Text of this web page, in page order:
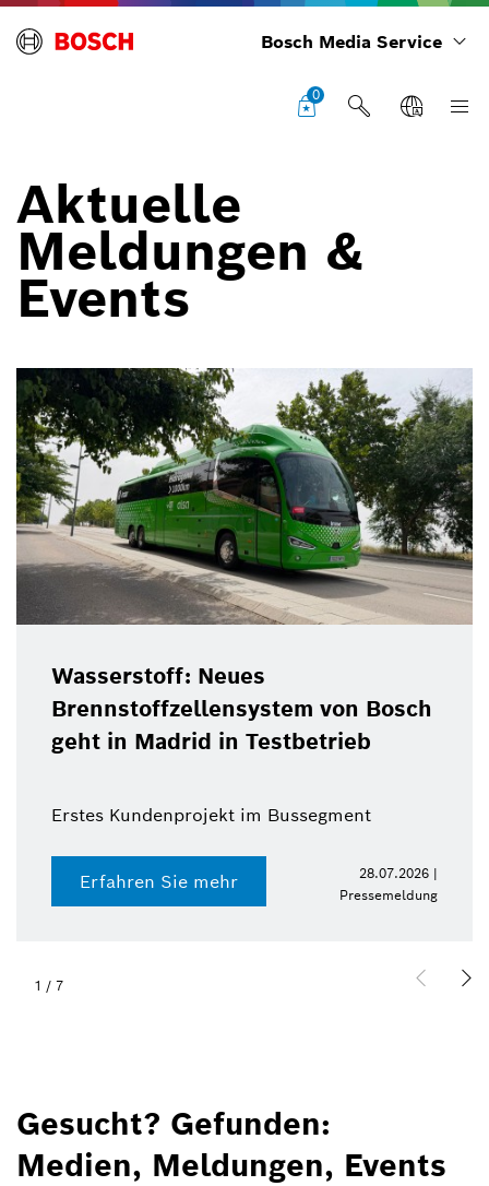
Bosch Media Service
0
Aktuelle
Meldungen &
Events
Wasserstoff: Neues
Brennstoffzellensystem von Bosch
geht in Madrid in Testbetrieb
Erstes Kundenprojekt im Bussegment
Erfahren Sie mehr
28.07.2026 |
Pressemeldung
1 / 7
Gesucht? Gefunden:
Medien, Meldungen, Events